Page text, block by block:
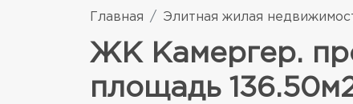
Главная Элитная жилая
ЖК Камергер.
площадь